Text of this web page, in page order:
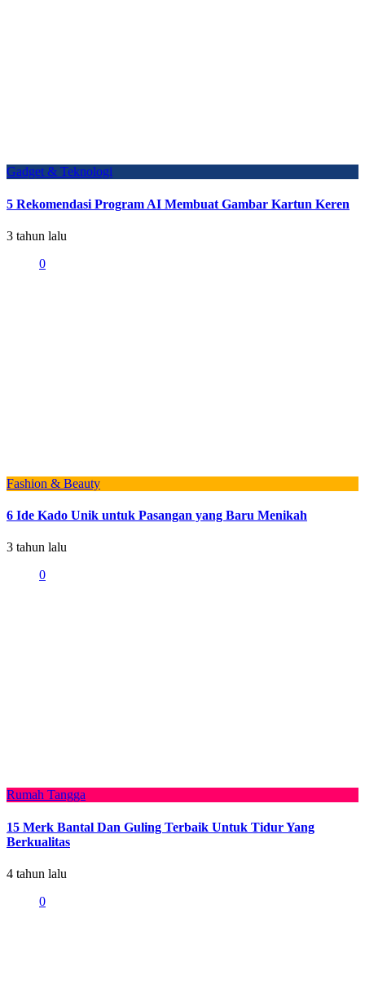
Gadget & Teknologi
5 Rekomendasi Program AI Membuat Gambar Kartun Keren
3 tahun lalu
0
Fashion & Beauty
6 Ide Kado Unik untuk Pasangan yang Baru Menikah
3 tahun lalu
0
Rumah Tangga
15 Merk Bantal Dan Guling Terbaik Untuk Tidur Yang
Berkualitas
4 tahun lalu
0